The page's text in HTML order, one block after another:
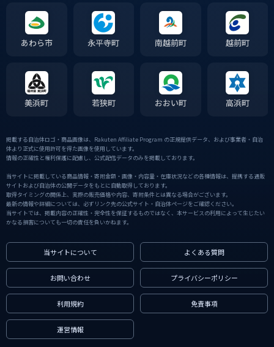
あわら市 永平寺町 南越前町 越前町
美浜町 若狭町 おおい町 高浜町
掲載する自治体ロゴ・商品画像は、Rakuten Affiliate Program の正規提供データ、および事業者・自治
体より正式に使用許可を得た画像を使用しています。
情報の正確性と権利保護に配慮し、公式配信データのみを掲載しております。
当サイトに掲載している商品情報・寄附金額・画像・内容量・在庫状況などの各種情報は、提携する通販
サイトおよび自治体の公開データをもとに自動取得しております。
取得タイミングの関係上、実際の販売価格や内容、寄附条件とは異なる場合がございます。
最新の情報や詳細については、必ずリンク先の公式サイト・自治体ページをご確認ください。
当サイトでは、掲載内容の正確性・完全性を保証するものではなく、本サービスの利用によって生じたい
かなる損害についても一切の責任を負いかねます。
当サイトについて よくある質問
お問い合わせ プライバシーポリシー
利用規約 免責事項
運営情報